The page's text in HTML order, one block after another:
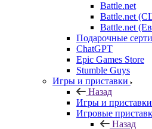
Battle.net
Battle.net
Battle.net
Подарочные
ChatGPT
Epic Games Store
Stumble Guys
Игры и приставки
Назад
Игры и приставки
Игровые
Назад